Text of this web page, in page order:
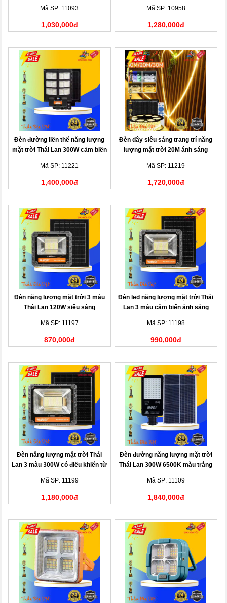
Mã SP: 11093
1,030,000đ
Mã SP: 10958
1,280,000đ
Đèn đường liền thể năng lượng
mặt trời Thái Lan 300W cảm biến
Mã SP: 11221
1,400,000đ
Đèn dây siêu sáng trang trí năng
lượng mặt trời 20M ánh sáng
Mã SP: 11219
1,720,000đ
Đèn năng lượng mặt trời 3 màu
Thái Lan 120W siêu sáng
Mã SP: 11197
870,000đ
Đèn led năng lượng mặt trời Thái
Lan 3 màu cảm biến ánh sáng
Mã SP: 11198
990,000đ
Đèn năng lượng mặt trời Thái
Lan 3 màu 300W có điều khiển từ
Mã SP: 11199
1,180,000đ
Đèn đường năng lượng mặt trời
Thái Lan 300W 6500K màu trắng
Mã SP: 11109
1,840,000đ